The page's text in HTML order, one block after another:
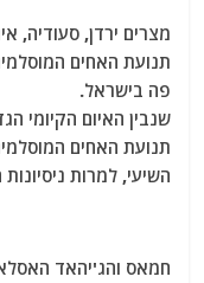
מצרים ירדן, סעודיה,
תנועת האחים
פה בישראל.
שנבין האיום הקיומי
תנועת האחים
השיעי, למרות
חמאס והג'יהאד